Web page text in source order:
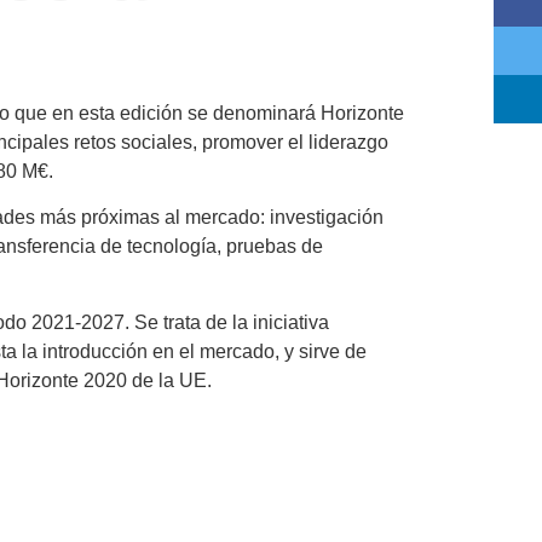
que en esta edición se denominará Horizonte
retos sociales, promover el liderazgo
M€.
más próximas al mercado: investigación
de tecnología, pruebas de
2021-2027. Se trata de la iniciativa
la introducción en el mercado, y sirve de
2020 de la UE.